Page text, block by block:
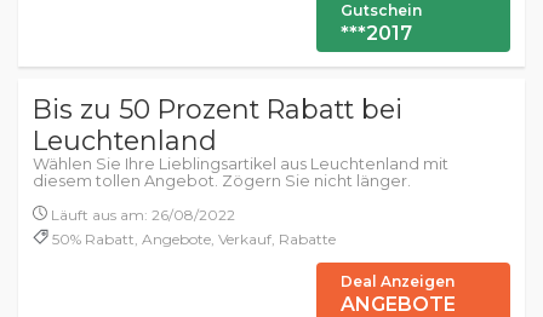
Gutschein
***2017
Bis zu 50 Prozent Rabatt bei
Leuchtenland
Wählen Sie Ihre Lieblingsartikel aus Leuchtenland mit
diesem tollen Angebot. Zögern Sie nicht länger.
Läuft aus am: 26/08/2022
50% Rabatt, Angebote, Verkauf, Rabatte
Deal Anzeigen
ANGEBOTE